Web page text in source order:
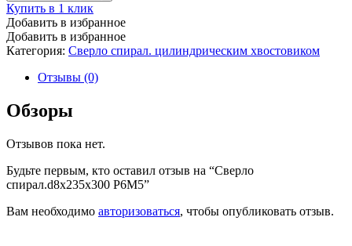
Купить в 1 клик
Добавить в избранное
Добавить в избранное
Категория: Сверло спирал. цилиндрическим хвостовиком
Отзывы (0)
Обзоры
Отзывов пока нет.
Будьте первым, кто оставил отзыв на “Сверло
спирал.d8х235х300 Р6М5”
Вам необходимо авторизоваться, чтобы опубликовать отзыв.